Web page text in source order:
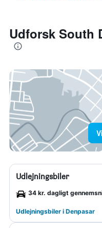
Udforsk South
Udlejningsbiler
34 kr. dagligt
Udlejningsbiler i Denpasar